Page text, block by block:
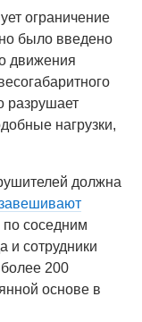
ограничение
было введено
движения
разрушает
нагрузки,
должна
по соседним
и сотрудники
200
основе в